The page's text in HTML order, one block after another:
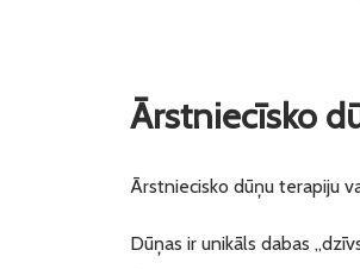
Ārstniecīsko
Ārstniecisko dūņu terapiju
Dūņas ir unikāls dabas